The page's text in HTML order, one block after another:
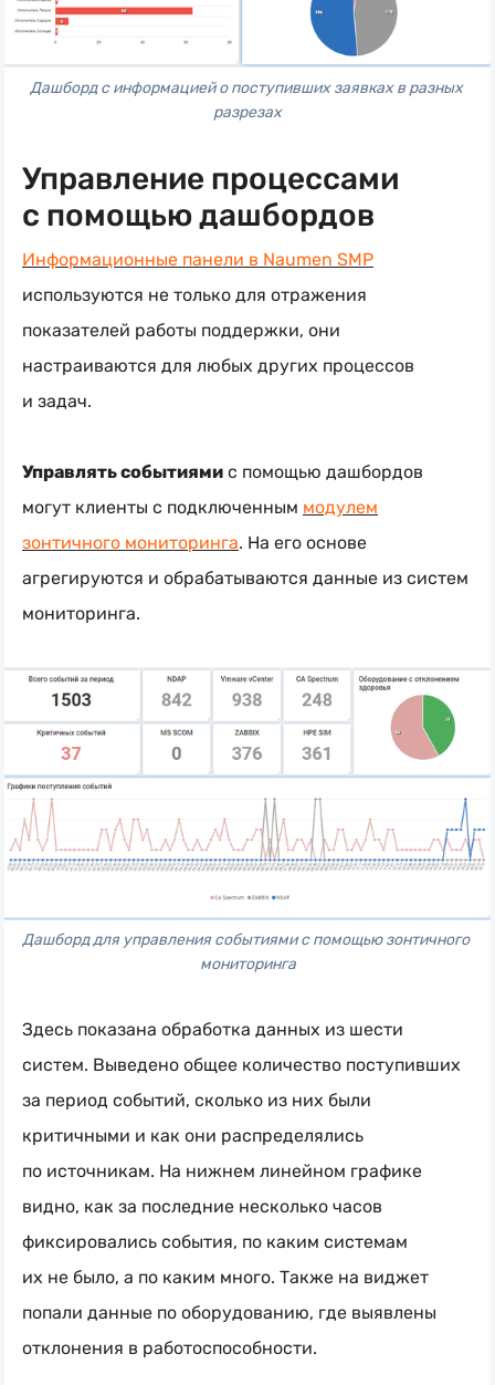
Дашборд с информацией о поступивших заявках в разных
разрезах
Управление процессами
с помощью дашбордов
Информационные панели в Naumen SMP
используются не только для отражения
показателей работы поддержки, они
настраиваются для любых других процессов
и задач.
Управлять событиями с помощью дашбордов
могут клиенты с подключенным модулем
зонтичного мониторинга. На его основе
агрегируются и обрабатываются данные из систем
мониторинга.
Дашборд для управления событиями с помощью зонтичного
мониторинга
Здесь показана обработка данных из шести
систем. Выведено общее количество поступивших
за период событий, сколько из них были
критичными и как они распределялись
по источникам. На нижнем линейном графике
видно, как за последние несколько часов
фиксировались события, по каким системам
их не было, а по каким много. Также на виджет
попали данные по оборудованию, где выявлены
отклонения в работоспособности.